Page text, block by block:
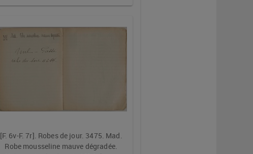
[F. 6v-F. 7r]. Robes de jour. 3475. Mad.
Robe mousseline mauve dégradée.